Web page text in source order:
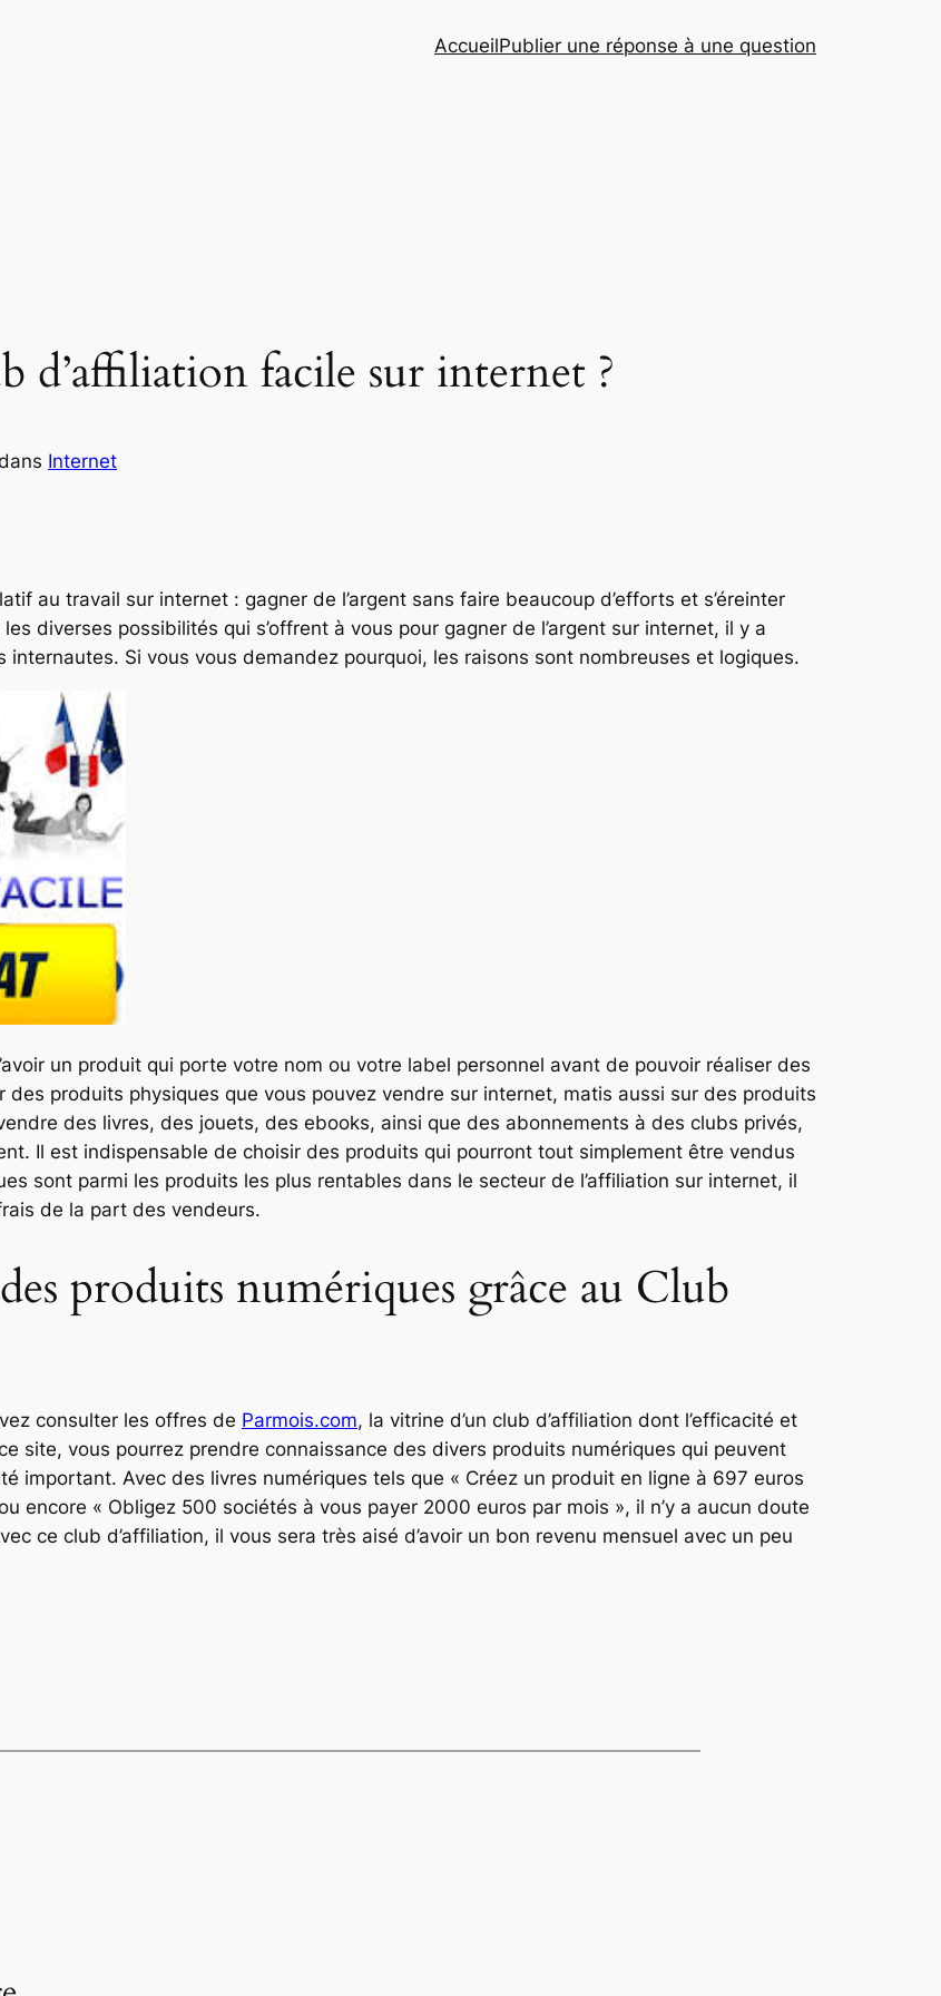
AccueilPublier une réponse à une question
d’affiliation facile sur internet ?
Internet
au travail sur internet : gagner de l’argent sans faire beaucoup d’efforts et s’éreinter
diverses possibilités qui s’offrent à vous pour gagner de l’argent sur internet, il y a
internautes. Si vous vous demandez pourquoi, les raisons sont nombreuses et logiques.
un produit qui porte votre nom ou votre label personnel avant de pouvoir réaliser des
des produits physiques que vous pouvez vendre sur internet, matis aussi sur des produits
des livres, des jouets, des ebooks, ainsi que des abonnements à des clubs privés,
Il est indispensable de choisir des produits qui pourront tout simplement être vendus
sont parmi les produits les plus rentables dans le secteur de l’affiliation sur internet, il
de la part des vendeurs.
produits numériques grâce au Club
consulter les offres de Parmois.com, la vitrine d’un club d’affiliation dont l’efficacité et
site, vous pourrez prendre connaissance des divers produits numériques qui peuvent
important. Avec des livres numériques tels que « Créez un produit en ligne à 697 euros
encore « Obligez 500 sociétés à vous payer 2000 euros par mois », il n’y a aucun doute
ce club d’affiliation, il vous sera très aisé d’avoir un bon revenu mensuel avec un peu